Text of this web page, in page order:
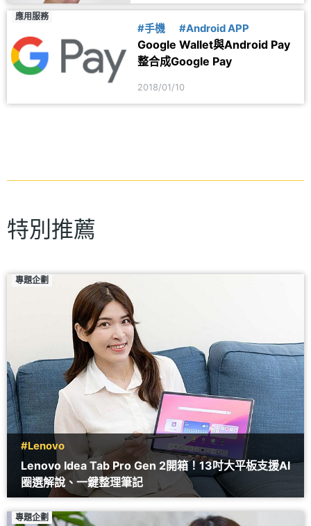
應用服務
#手機 #Android APP
Google Wallet與Android Pay
整合成Google Pay
2018/01/10
特別推薦
專題企劃
#Lenovo
Lenovo Idea Tab Pro Gen 2開箱！13吋大平板支援AI
圈選解說、一鍵整理筆記
專題企劃